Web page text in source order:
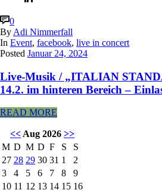
0
By Adi Nimmerfall
In Event, facebook, live in concert
Posted Januar 24, 2024
Live-Musik / „ITALIAN
14.2. im hinteren Bereich –
READ MORE
<< Aug 2026 >>
M D M D F S
S
27 28 29 30 31 1
2
3
4 5 6 7 8
9
10 11 12 13 14 15 16